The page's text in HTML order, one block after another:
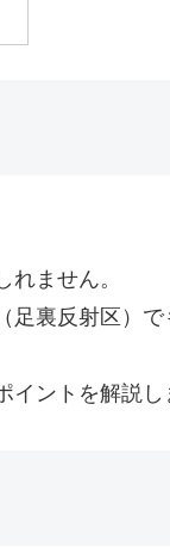
ません。
足裏反射区）
ントを解説し